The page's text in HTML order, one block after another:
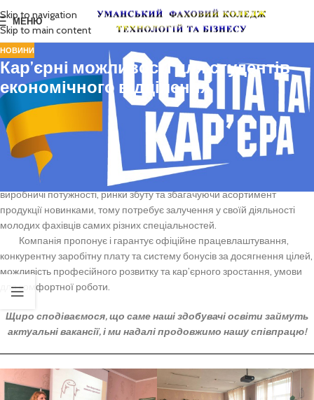
Skip to navigation
Skip to main content
МЕНЮ
НОВИНИ
Кар’єрні можливості для студентів
економічного відділення
6 лютого на економічному відділенні відбулася зустріч з
представниками Пивоварні «Уманьпиво» під гаслом
«Твій талант + Уманьпиво = Кар’єра, яку ти захочеш».
Компанія «Уманьпиво» постійно розвивається, нарощуючи свої
виробничі потужності, ринки збуту та збагачуючи асортимент
продукції новинками, тому потребує залучення у своїй діяльності
молодих фахівців самих різних спеціальностей.
Компанія пропонує і гарантує офіційне працевлаштування,
конкурентну заробітну плату та систему бонусів за досягнення цілей,
можливість професійного розвитку та кар’єрного зростання, умови
для комфортної роботи.
Щиро сподіваємося, що саме наші здобувачі освіти займуть
актуальні вакансії, і ми надалі продовжимо нашу співпрацю!